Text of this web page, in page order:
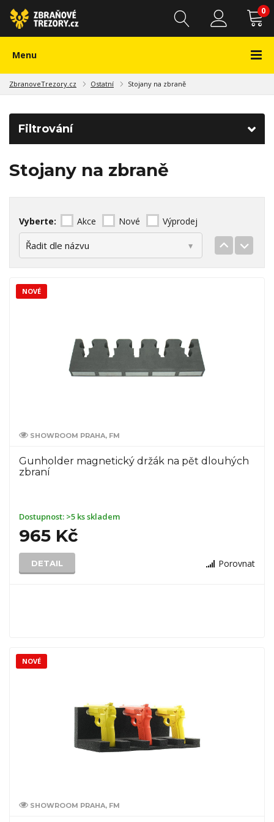
0
Menu
ZbranoveTrezory.cz Ostatní Stojany na zbraně
Filtrování
Stojany na zbraně
Vyberte: Akce Nové Výprodej
SHOWROOM PRAHA, FM
Gunholder magnetický držák na pět dlouhých
zbraní
Dostupnost: >5 ks skladem
965 Kč
DETAIL Porovnat
NOVÉ
SHOWROOM PRAHA, FM
NOVÉ